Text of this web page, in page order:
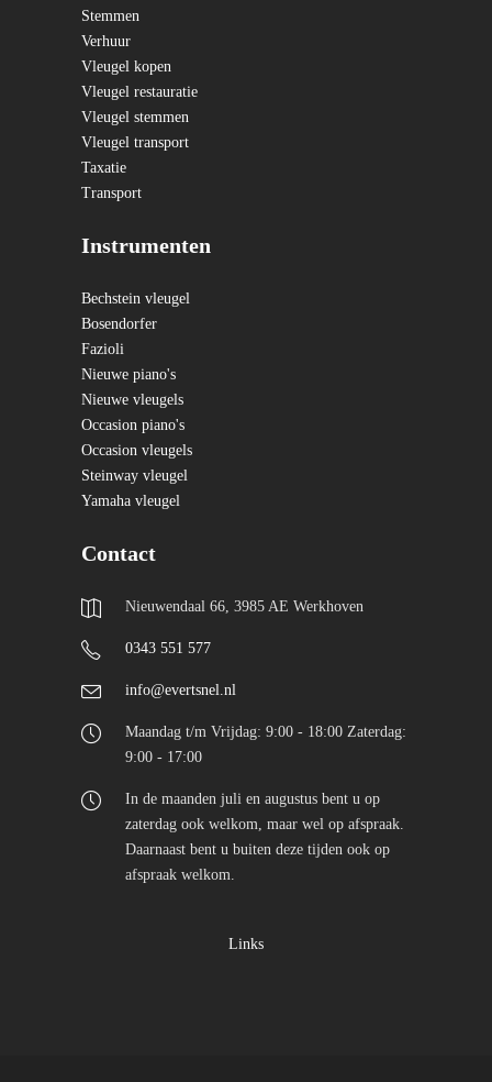
Stemmen
Verhuur
Vleugel kopen
Vleugel restauratie
Vleugel stemmen
Vleugel transport
Taxatie
Transport
Instrumenten
Bechstein vleugel
Bosendorfer
Fazioli
Nieuwe piano's
Nieuwe vleugels
Occasion piano's
Occasion vleugels
Steinway vleugel
Yamaha vleugel
Contact
Nieuwendaal 66, 3985 AE Werkhoven
0343 551 577
info@evertsnel.nl
Maandag t/m Vrijdag: 9:00 - 18:00 Zaterdag:
9:00 - 17:00
In de maanden juli en augustus bent u op
zaterdag ook welkom, maar wel op afspraak.
Daarnaast bent u buiten deze tijden ook op
afspraak welkom.
Links